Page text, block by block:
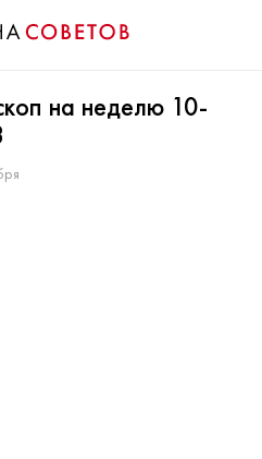
на неделю 10-